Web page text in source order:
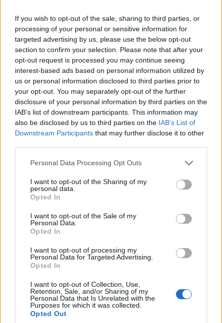
If you wish to opt-out of the sale, sharing to third parties, or
processing of your personal or sensitive information for
targeted advertising by us, please use the below opt-out
section to confirm your selection. Please note that after your
opt-out request is processed you may continue seeing
interest-based ads based on personal information utilized by
us or personal information disclosed to third parties prior to
your opt-out. You may separately opt-out of the further
disclosure of your personal information by third parties on the
IAB’s list of downstream participants. This information may
also be disclosed by us to third parties on the IAB’s List of
Downstream Participants that may further disclose it to other
Personal Data Processing Opt Outs
I want to opt-out of the Sharing of my
personal data.
Opted In
I want to opt-out of the Sale of my
Personal Data.
Opted In
I want to opt-out of processing my
Personal Data for Targeted Advertising.
Opted In
I want to opt-out of Collection, Use,
Retention, Sale, and/or Sharing of my
Personal Data that Is Unrelated with the
Purposes for which it was collected.
Opted Out